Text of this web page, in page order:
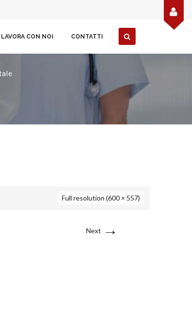
LAVORA CON NOI CONTATTI
Full resolution (600 × 557)
Next →